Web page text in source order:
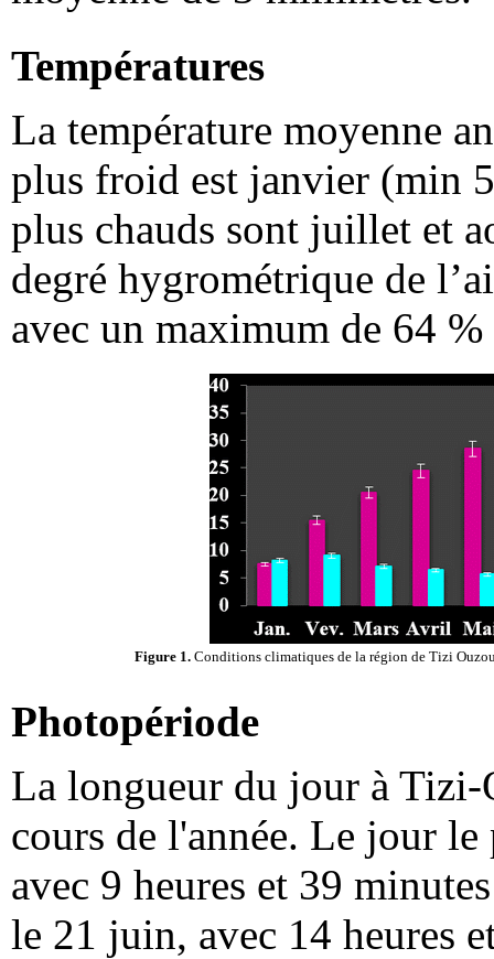
Températures
La température moyenne
plus froid est janvier (min
plus chauds sont juillet et
degré hygrométrique de
avec un maximum de 64
Figure 1. Conditions climatiques de la région de Tizi
Photopériode
La longueur du jour à Tizi-
cours de l'année. Le jour
avec 9 heures et 39
le 21 juin, avec 14 heures